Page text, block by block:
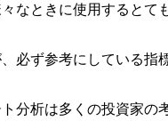
なときに使用するとて
必ず参考にしている指
分析は多くの投資家の